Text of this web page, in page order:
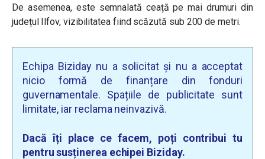
De asemenea, este semnalată ceață pe mai drumuri din
județul Ilfov, vizibilitatea fiind scăzută sub 200 de metri.
Echipa Biziday nu a solicitat și nu a acceptat
nicio formă de finanțare din fonduri
guvernamentale. Spațiile de publicitate sunt
limitate, iar reclama neinvazivă.
Dacă îți place ce facem, poți contribui tu
pentru susținerea echipei Biziday.